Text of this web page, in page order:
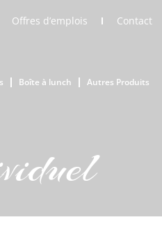
Offres d’emplois Contact
Boîte à lunch Autres Produits